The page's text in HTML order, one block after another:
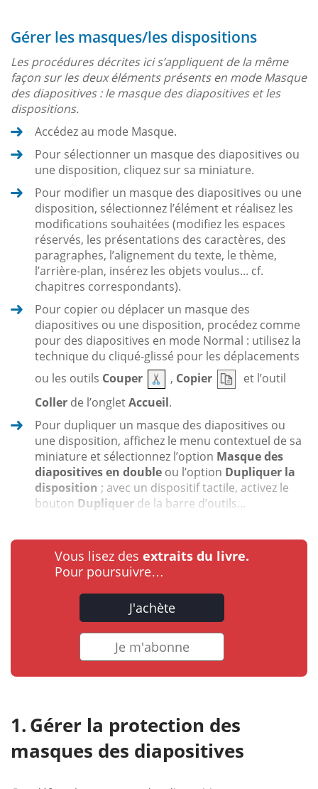
Gérer les masques/les dispositions
Les procédures décrites ici s’appliquent de la même
façon sur les deux éléments présents en mode Masque
des diapositives : le masque des diapositives et les
dispositions.
Accédez au mode Masque.
Pour sélectionner un masque des diapositives ou
une disposition, cliquez sur sa miniature.
Pour modifier un masque des diapositives ou une
disposition, sélectionnez l’élément et réalisez les
modifications souhaitées (modifiez les espaces
réservés, les présentations des caractères, des
paragraphes, l’alignement du texte, le thème,
l’arrière-plan, insérez les objets voulus... cf.
chapitres correspondants).
Pour copier ou déplacer un masque des
diapositives ou une disposition, procédez comme
pour des diapositives en mode Normal : utilisez la
technique du cliqué-glissé pour les déplacements
ou les outils Couper , Copier
et l’outil
Coller de l’ongletAccueil.
Pour dupliquer un masque des diapositives ou
une disposition, affichez le menu contextuel de sa
miniature et sélectionnez l’option Masque des
diapositives en double ou l’option Dupliquer la
disposition ; avec un dispositif tactile, activez le
bouton Dupliquer de la barre d’outils...
Vous lisez des extraits du livre.
Pour poursuivre…
J'achète
Je m'abonne
Gérer la protection des
masques des diapositives